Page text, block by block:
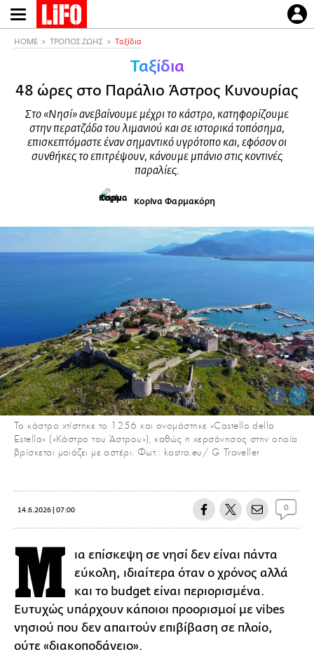
Παράκαμψη
προς
HOME ΤΡΟΠΟΣ ΖΩΗΣ Ταξίδια
Ταξίδια
48 ώρες στο Παράλιο Άστρος Κυνουρίας
Στο «Νησί» ανεβαίνουμε μέχρι το κάστρο, κατηφορίζουμε
στην περατζάδα του λιμανιού και σε ιστορικά τοπόσημα,
επισκεπτόμαστε έναν σημαντικό υγρότοπο και, εφόσον οι
συνθήκες το επιτρέψουν, κάνουμε μπάνιο στις κοντινές
παραλίες.
Κορίνα Φαρμακόρη
Το κάστρο χτίστηκε το 1256 και ονομάστηκε «Castello della
Estella» («Κάστρο του Άστρου»), καθώς η χερσόνησος στην οποία
βρίσκεται μοιάζει με αστέρι. Φωτ.: kastra.eu/ G Traveller
14.6.2026 | 07:00 0
Μ
ια επίσκεψη σε νησί δεν είναι πάντα
εύκολη, ιδιαίτερα όταν ο χρόνος αλλά
και το budget είναι περιορισμένα.
Ευτυχώς υπάρχουν κάποιοι προορισμοί με vibes
νησιού που δεν απαιτούν επιβίβαση σε πλοίο,
ούτε «διακοποδάνειο».